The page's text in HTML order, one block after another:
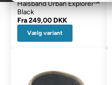
Halsbånd Urban Explorer™
Black
Fra249,00 DKK
Vælg variant